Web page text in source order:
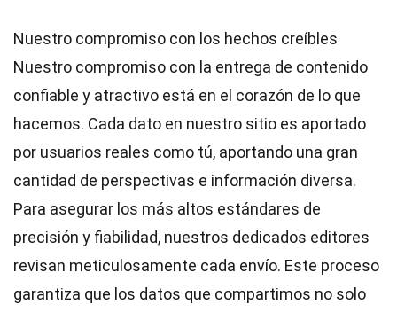
Nuestro compromiso con los hechos creíbles
Nuestro compromiso con la entrega de contenido
confiable y atractivo está en el corazón de lo que
hacemos. Cada dato en nuestro sitio es aportado
por usuarios reales como tú, aportando una gran
cantidad de perspectivas e información diversa.
Para asegurar los más altos estándares de
precisión y fiabilidad, nuestros dedicados editores
revisan meticulosamente cada envío. Este proceso
garantiza que los datos que compartimos no solo